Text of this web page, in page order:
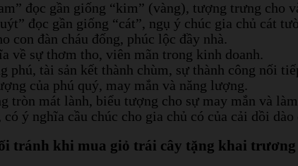
đọc gần giống “kim” (vàng), tượng trưng cho
đọc gần giống “cát”, ngụ ý chúc gia chủ cát
con đàn cháu đống, phúc lộc đầy nhà.
về sự thơm tho, viên mãn trong kinh doanh.
phú, tài sản kết thành chùm, sự thành công nối
của phú quý, may mắn và năng lượng.
tròn mát lành, biểu tượng cho sự may mắn và
ý nghĩa cầu chúc cho gia chủ có của cải dồi dào
tránh khi mua giỏ trái cây tặng khai trương